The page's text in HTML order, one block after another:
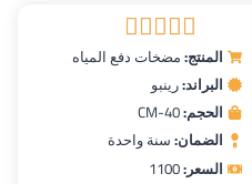
تم التقييم
5.00من 5
المنتج:مضخات دفع المياه
البراند:رينبو
الحجم:CM-40
الضمان:سنة واحدة
السعر:1100